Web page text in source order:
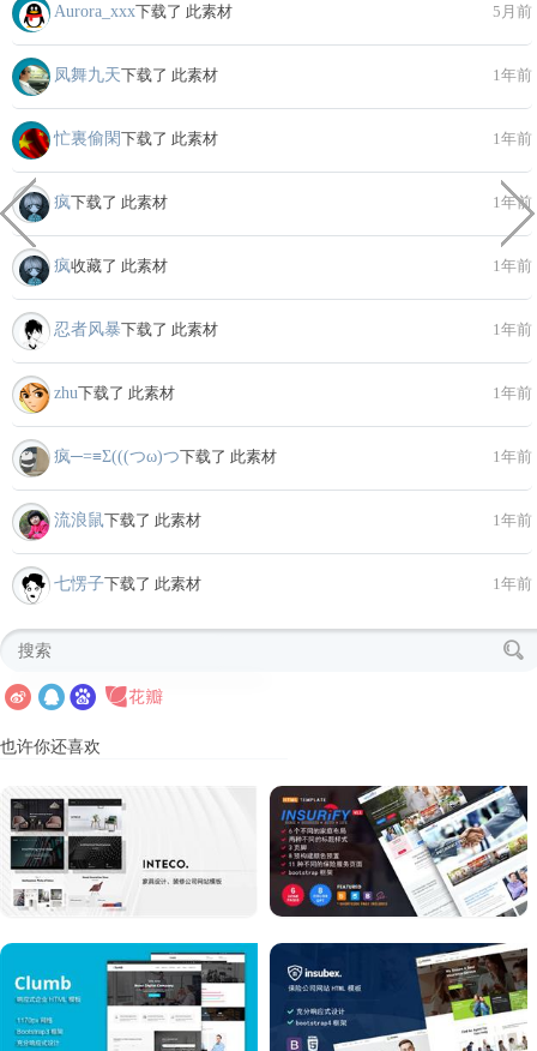
Aurora_xxx下载了 此素材 5月前
凤舞九天下载了 此素材 1年前
忙裏偷閑下载了 此素材 1年前
疯下载了 此素材 1年前
疯收藏了 此素材 1年前
忍者风暴下载了 此素材 1年前
zhu下载了 此素材 1年前
疯─=≡Σ(((つω)つ下载了 此素材 1年前
流浪鼠下载了 此素材 1年前
七愣子下载了 此素材 1年前
也许你还喜欢